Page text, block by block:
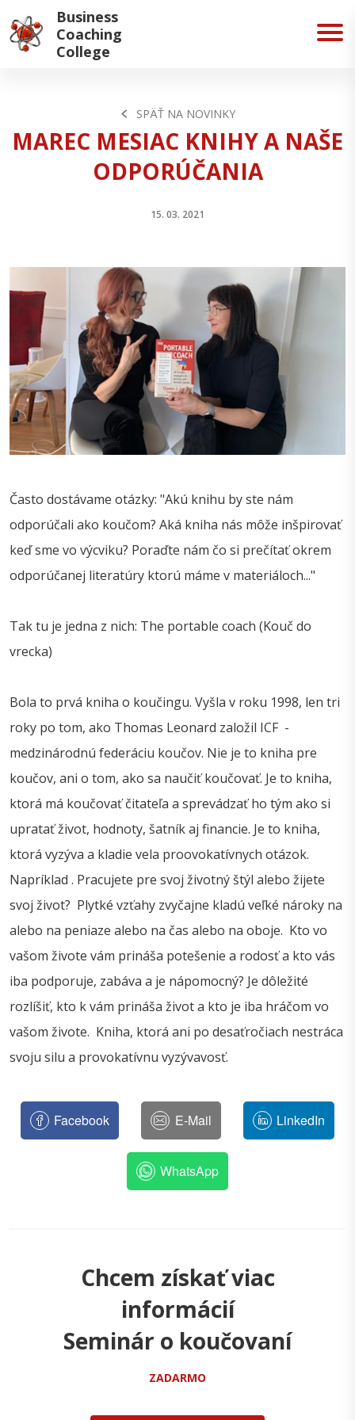
Business
Coaching
College
SPÄŤ NA NOVINKY
MAREC MESIAC KNIHY A NAŠE
ODPORÚČANIA
15. 03. 2021
Často dostávame otázky: "Akú knihu by ste nám
odporúčali ako koučom? Aká kniha nás môže inšpirovať
keď sme vo výcviku? Poraďte nám čo si prečítať okrem
odporúčanej literatúry ktorú máme v materiáloch..."
Tak tu je jedna z nich: The portable coach (Kouč do
vrecka)
Bola to prvá kniha o koučingu. Vyšla v roku 1998, len tri
roky po tom, ako Thomas Leonard založil ICF -
medzinárodnú federáciu koučov. Nie je to kniha pre
koučov, ani o tom, ako sa naučiť koučovať. Je to kniha,
ktorá má koučovať čitateľa a sprevádzať ho tým ako si
upratať život, hodnoty, šatník aj financie. Je to kniha,
ktorá vyzýva a kladie vela proovokatívnych otázok.
Napríklad . Pracujete pre svoj životný štýl alebo žijete
svoj život? Plytké vzťahy zvyčajne kladú veľké nároky na
alebo na peniaze alebo na čas alebo na oboje. Kto vo
vašom živote vám prináša potešenie a rodosť a kto vás
iba podporuje, zabáva a je nápomocný? Je dôležité
rozlíšiť, kto k vám prináša život a kto je iba hráčom vo
vašom živote. Kniha, ktorá ani po desaťročiach nestráca
svoju silu a provokatívnu vyzývavosť.
Facebook E-Mail LinkedIn
WhatsApp
Chcem získať viac
informácií
Seminár o koučovaní
ZADARMO